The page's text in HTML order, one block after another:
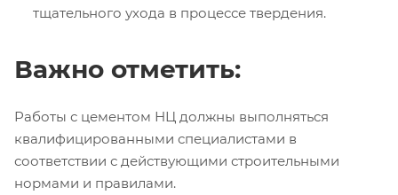
тщательного ухода в процессе твердения.
Важно отметить:
Работы с цементом НЦ должны выполняться
квалифицированными специалистами в
соответствии с действующими строительными
нормами и правилами.